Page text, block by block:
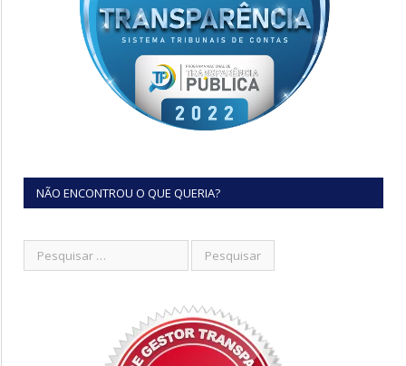
NÃO ENCONTROU O QUE QUERIA?